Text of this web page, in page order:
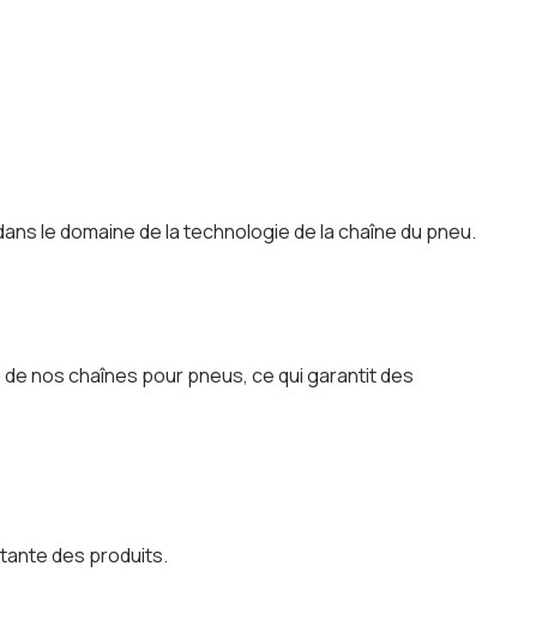
le domaine de la technologie de la chaîne du pneu.
nos chaînes pour pneus, ce qui garantit des
des produits.